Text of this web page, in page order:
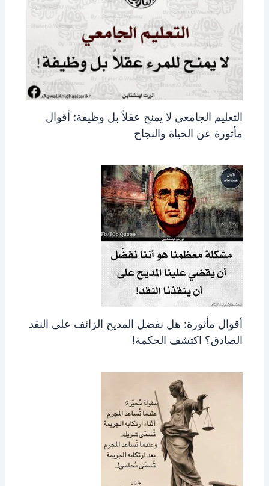
التعليم الجامعي لا يمنح عقلاً بل وظيفة: أقوال
مأثورة عن الحياة والنجاح
أقوال مأثورة: هل نفضل المديح الزائف على النقد
الصادق؟ اكتشف الحكمة!